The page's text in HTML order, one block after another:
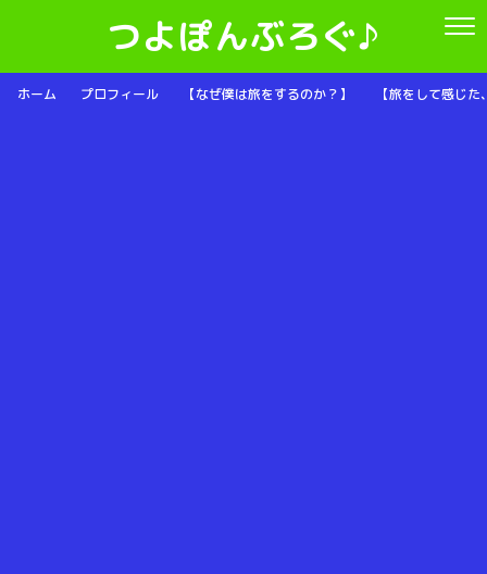
つよぽんぶろぐ♪
ホーム プロフィール 【なぜ僕は旅をするのか？】 【旅をして感じ